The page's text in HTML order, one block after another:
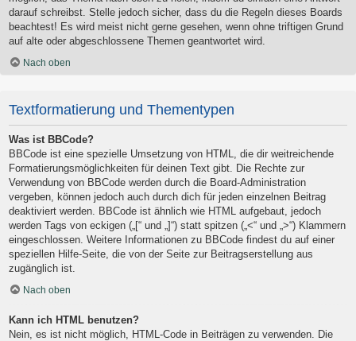
darauf schreibst. Stelle jedoch sicher, dass du die Regeln dieses Boards
beachtest! Es wird meist nicht gerne gesehen, wenn ohne triftigen Grund
auf alte oder abgeschlossene Themen geantwortet wird.
Nach oben
Textformatierung und Thementypen
Was ist BBCode?
BBCode ist eine spezielle Umsetzung von HTML, die dir weitreichende
Formatierungsmöglichkeiten für deinen Text gibt. Die Rechte zur
Verwendung von BBCode werden durch die Board-Administration
vergeben, können jedoch auch durch dich für jeden einzelnen Beitrag
deaktiviert werden. BBCode ist ähnlich wie HTML aufgebaut, jedoch
werden Tags von eckigen („[“ und „]“) statt spitzen („<“ und „>“) Klammern
eingeschlossen. Weitere Informationen zu BBCode findest du auf einer
speziellen Hilfe-Seite, die von der Seite zur Beitragserstellung aus
zugänglich ist.
Nach oben
Kann ich HTML benutzen?
Nein, es ist nicht möglich, HTML-Code in Beiträgen zu verwenden. Die